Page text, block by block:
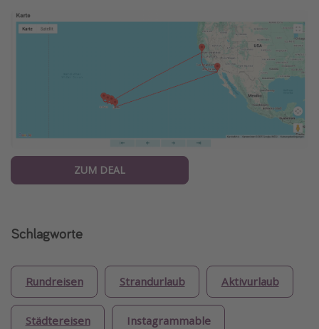
ZUM DEAL
Schlagworte
Rundreisen Strandurlaub Aktivurlaub
Städtereisen Instagrammable